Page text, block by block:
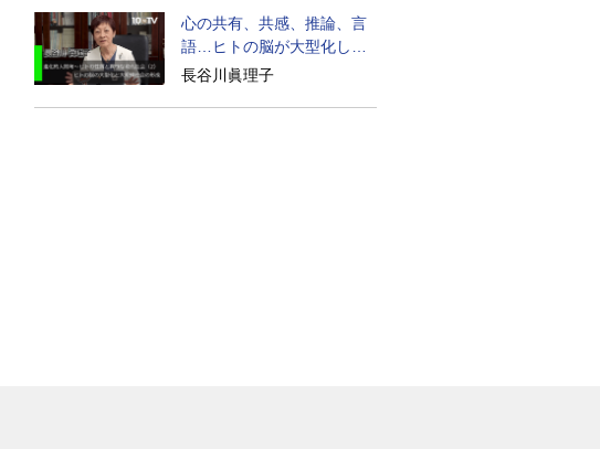
心の共有、共感、推論、言
語…ヒトの脳が大型化した
理由
長谷川眞理子